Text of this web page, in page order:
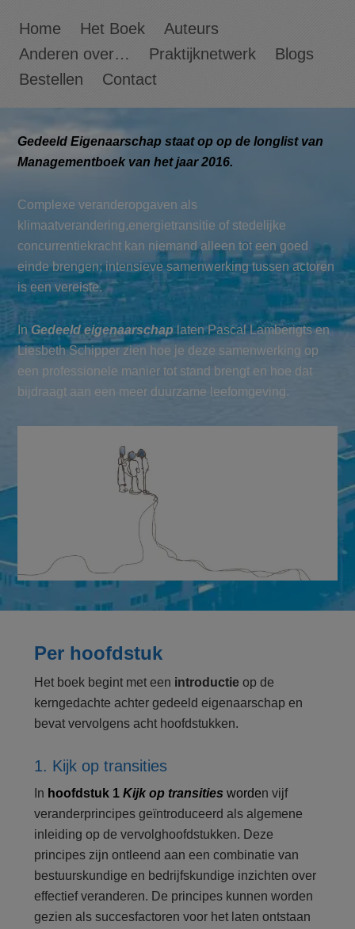
Home Het Boek
Auteurs
Anderen over…
Praktijknetwerk
Blogs
Bestellen
Contact
Gedeeld Eigenaarschap staat op op de longlist van
Managementboek van het jaar 2016.
Complexe veranderopgaven als
klimaatverandering,energietransitie of stedelijke
concurrentiekracht kan niemand alleen tot een goed
einde brengen; intensieve samenwerking tussen actoren
is een vereiste.
In Gedeeld eigenaarschap laten Pascal Lamberigts en
Liesbeth Schipper zien hoe je deze samenwerking op
een professionele manier tot stand brengt en hoe dat
bijdraagt aan een meer duurzame leefomgeving.
Per hoofdstuk
Het boek begint met een introductieop de
kerngedachte achter gedeeld eigenaarschap en
bevat vervolgens acht hoofdstukken.
1. Kijk op transities
In hoofdstuk 1 Kijk op transities worden vijf
veranderprincipes geïntroduceerd als algemene
inleiding op de vervolghoofdstukken. Deze
principes zijn ontleend aan een combinatie van
bestuurskundige en bedrijfskundige inzichten over
effectief veranderen. De principes kunnen worden
gezien als succesfactoren voor het laten ontstaan